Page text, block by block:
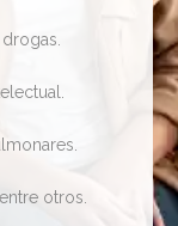
otros.